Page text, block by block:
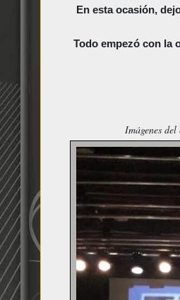
En esta ocasión,
Todo empezó con la
Imágenes